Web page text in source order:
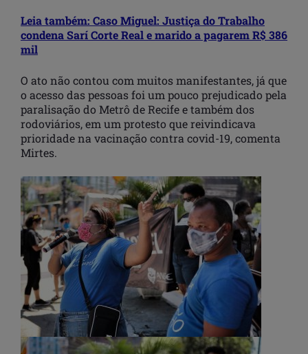
Leia também: Caso Miguel: Justiça do Trabalho
condena Sarí Corte Real e marido a pagarem R$ 386
mil
O ato não contou com muitos manifestantes, já que
o acesso das pessoas foi um pouco prejudicado pela
paralisação do Metrô de Recife e também dos
rodoviários, em um protesto que reivindicava
prioridade na vacinação contra covid-19, comenta
Mirtes.